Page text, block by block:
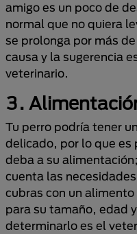
amigo es un poco de
normal que no quiera
se prolonga por más
causa y la sugerencia
veterinario.
3.
Tu perro podría tener
delicado, por lo que es
deba a su
cuenta las
cubras con un
para su tamaño, edad
determinarlo es el